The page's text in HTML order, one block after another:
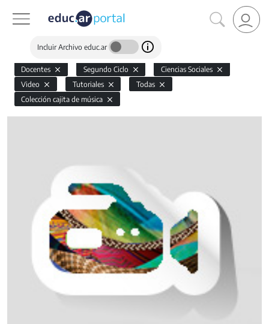
Incluir Archivo educ.ar
Docentes Segundo Ciclo
Ciencias Sociales
Video
Tutoriales
Todas
Colección cajita de música